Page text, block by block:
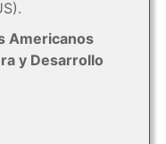
Americanos
y Desarrollo